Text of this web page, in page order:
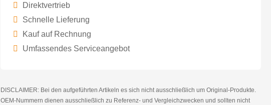
Direktvertrieb
Schnelle Lieferung
Kauf auf Rechnung
Umfassendes Serviceangebot
DISCLAIMER: Bei den aufgeführten Artikeln es sich nicht ausschließlich um Original-Produkte.
OEM-Nummern dienen ausschließlich zu Referenz- und Vergleichzwecken und sollten nicht